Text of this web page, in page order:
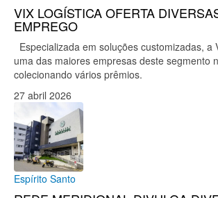
VIX LOGÍSTICA OFERTA
EMPREGO
Especializada em soluções customizadas, a
uma das maiores empresas deste segmento
colecionando vários prêmios.
27 abril 2026
Espírito Santo